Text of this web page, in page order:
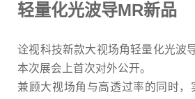
轻量化光波导MR新品
诠视科技新款大视场角轻量化光波
本次展会上首次对外公开。
兼顾大视场角与高透过率的同时，